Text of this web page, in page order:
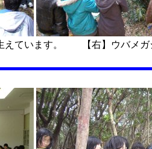
えています。 【右】ウバメガ